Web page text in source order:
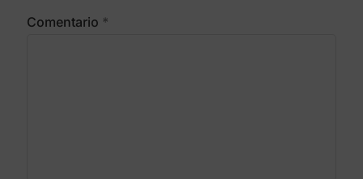
Comentario *